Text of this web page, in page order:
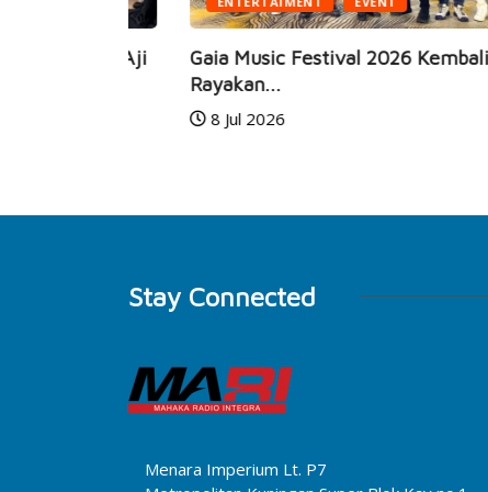
Gaia Music Festival 2026 Kembali Hadir,
Rayakan...
8 Jul 2026
Stay Connected
Menara Imperium Lt. P7